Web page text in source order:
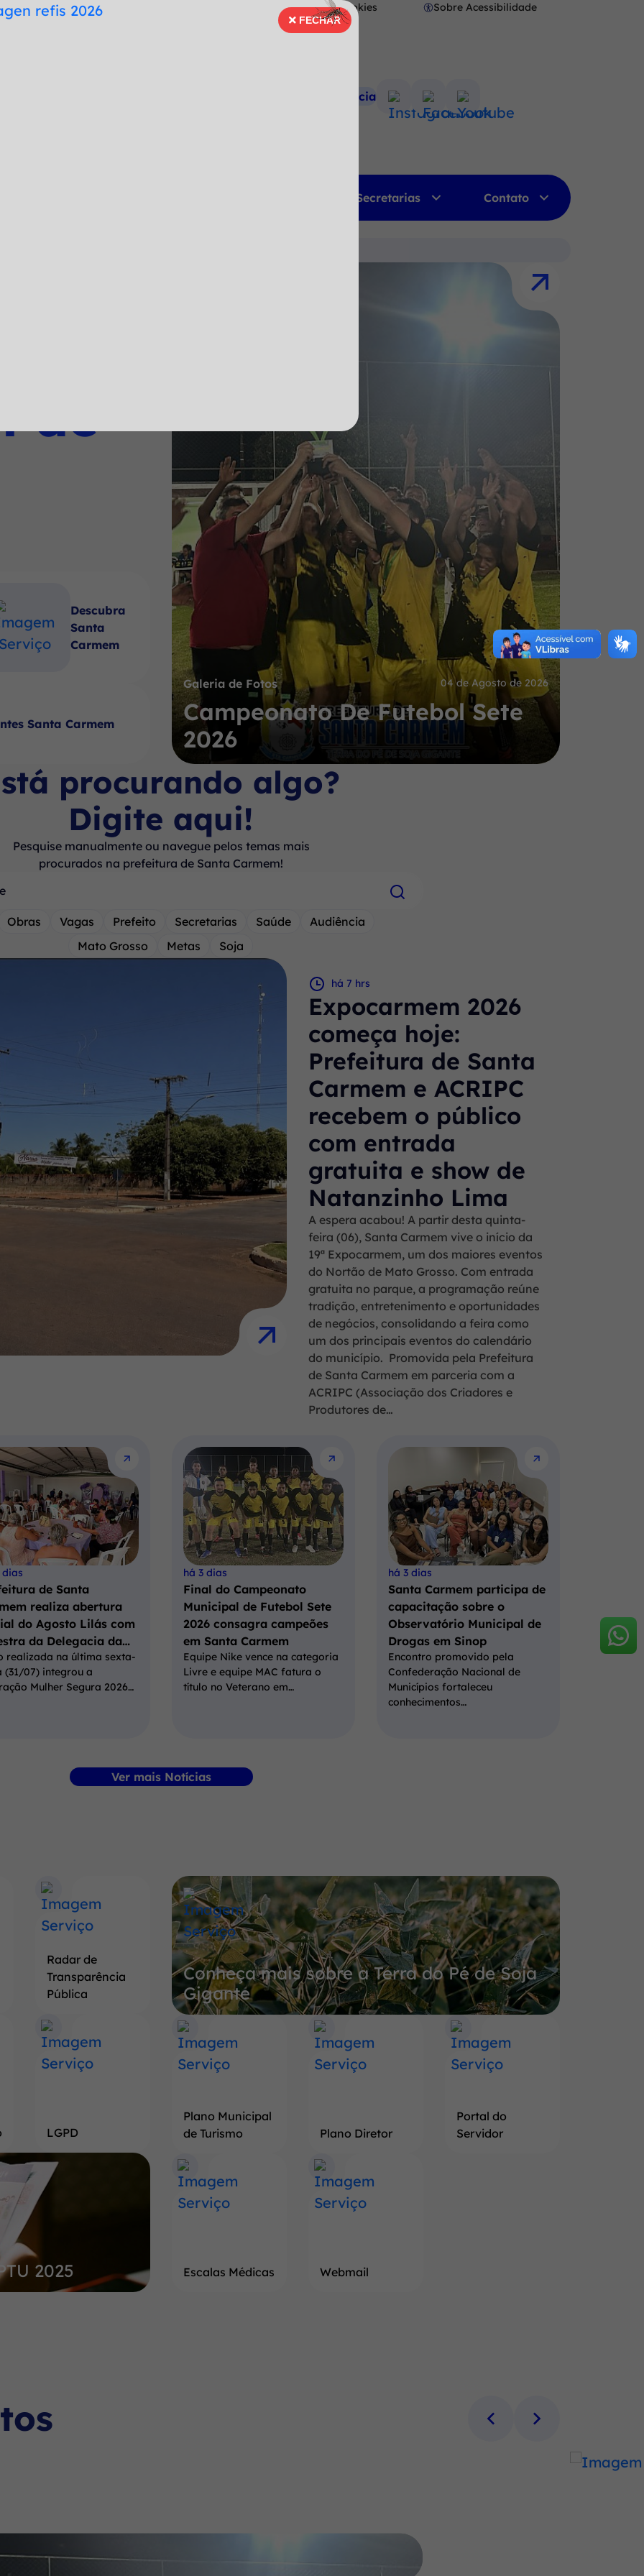
Mapa do Site Cookies
Abrir
Sobre Acessibilidade
Portal Transparência
Acessar
Social
Instagram
Acessar
a
Social
Facebook
Acessar
Social
Youtube
Secretarias Contato
FECHAR
a
de
Descubra
Santa
Carmem
Santa Carmem
Galeria de Fotos 04 de Agosto de 2026
Campeonato De Futebol Sete
2026
procurando algo?
Digite aqui!
Pesquise manualmente ou navegue pelos temas mais
procurados na prefeitura de Santa Carmem!
Obras Vagas Prefeito Secretarias Saúde
Audiência
Mato Grosso
Metas Soja
há 7 hrs
Expocarmem 2026
começa hoje:
Prefeitura de Santa
Carmem e ACRIPC
recebem o público
com entrada
gratuita e show de
Natanzinho Lima
A espera acabou! A partir desta quinta-
feira (06), Santa Carmem vive o início da
19ª Expocarmem, um dos maiores eventos
do Nortão de Mato Grosso. Com entrada
gratuita no parque, a programação reúne
tradição, entretenimento e oportunidades
de negócios, consolidando a feira como
um dos principais eventos do calendário
do município. Promovida pela Prefeitura
de Santa Carmem em parceria com a
ACRIPC (Associação dos Criadores e
Produtores de…
dias
de Santa
realiza abertura
do Agosto Lilás com
da Delegacia da…
realizada na última sexta-
(31/07) integrou a
Mulher Segura 2026…
há 3 dias
Final do Campeonato
Municipal de Futebol Sete
2026 consagra campeões
em Santa Carmem
Equipe Nike vence na categoria
Livre e equipe MAC fatura o
título no Veterano em…
há 3 dias
Santa Carmem participa de
capacitação sobre o
Observatório Municipal de
Drogas em Sinop
Encontro promovido pela
Confederação Nacional de
Municípios fortaleceu
conhecimentos…
Ver mais Notícias
Radar de
Transparência
Pública
LGPD
2025
Banner
Conheça
mais
sobre
a
Terra
do
Pé
de
Conheça mais sobre a Terra do Pé de Soja
Gigante
Plano Municipal
de Turismo
Plano Diretor
Portal do
Servidor
Escalas Médicas Webmail